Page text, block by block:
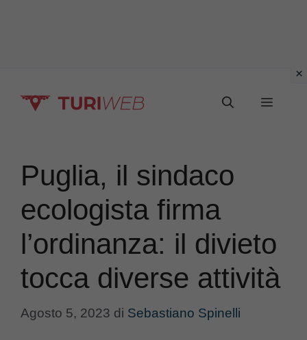
Menu
Puglia, il sindaco
ecologista firma
l’ordinanza: il divieto
tocca diverse attività
Agosto 5, 2023 di Sebastiano Spinelli